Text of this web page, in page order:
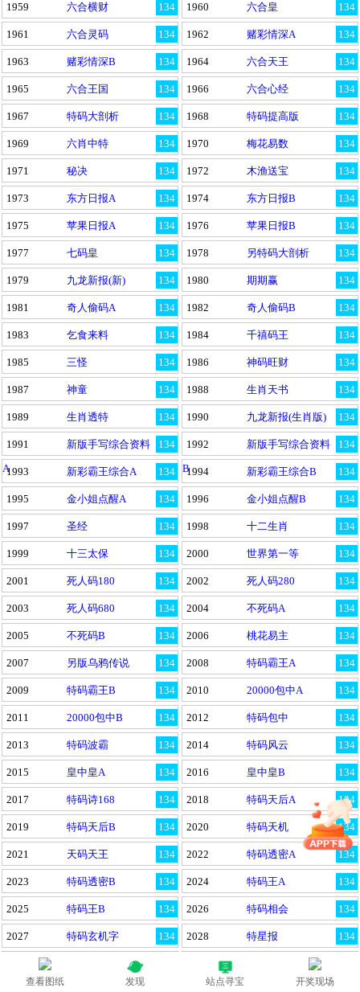
134
1959 六合横财 134
1960 六合皇
134
1961 六合灵码 134
1962 赌彩情深A
134
1963 赌彩情深B 134
1964 六合天王
134
1965 六合王国 134
1966 六合心经
134
1967 特码大剖析 134
1968 特码提高版
134
1969 六肖中特 134
1970 梅花易数
134
1971 秘决 134
1972 木渔送宝
134
1973 东方日报A 134
1974 东方日报B
134
1975 苹果日报A 134
1976 苹果日报B
134
1977 七码皇 134
1978 另特码大剖析
134
1979 九龙新报(新) 134
1980 期期赢
134
1981 奇人偷码A 134
1982 奇人偷码B
134
1983 乞食来料 134
1984 千禧码王
134
1985 三怪 134
1986 神码旺财
134
1987 神童 134
1988 生肖天书
134
1989 生肖透特 134
1990 九龙新报(生肖版)
134
1991
新版手写综合资料
A
134
1992
新版手写综合资料
B
134
1993 新彩霸王综合A 134
1994 新彩霸王综合B
134
1995 金小姐点醒A 134
1996 金小姐点醒B
134
1997 圣经 134
1998 十二生肖
134
1999 十三太保 134
2000 世界第一等
134
2001 死人码180 134
2002 死人码280
134
2003 死人码680 134
2004 不死码A
134
2005 不死码B 134
2006 桃花易主
134
2007 另版乌鸦传说 134
2008 特码霸王A
134
2009 特码霸王B 134
2010 20000包中A
134
2011 20000包中B 134
2012 特码包中
134
2013 特码波霸 134
2014 特码风云
134
2015 皇中皇A 134
2016 皇中皇B
134
2017 特码诗168 134
2018 特码天后A
134
2019 特码天后B 134
2020 特码天机
134
2021 天码天王 134
2022 特码透密A
134
2023 特码透密B 134
2024 特码王A
134
2025 特码王B 134
2026 特码相会
134
2027 特码玄机字 134
2028 特星报
查看图纸 发现 站点寻宝 开奖现场